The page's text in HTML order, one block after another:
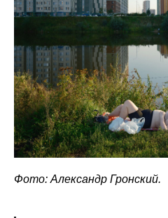
Фото: Александр Гронский.